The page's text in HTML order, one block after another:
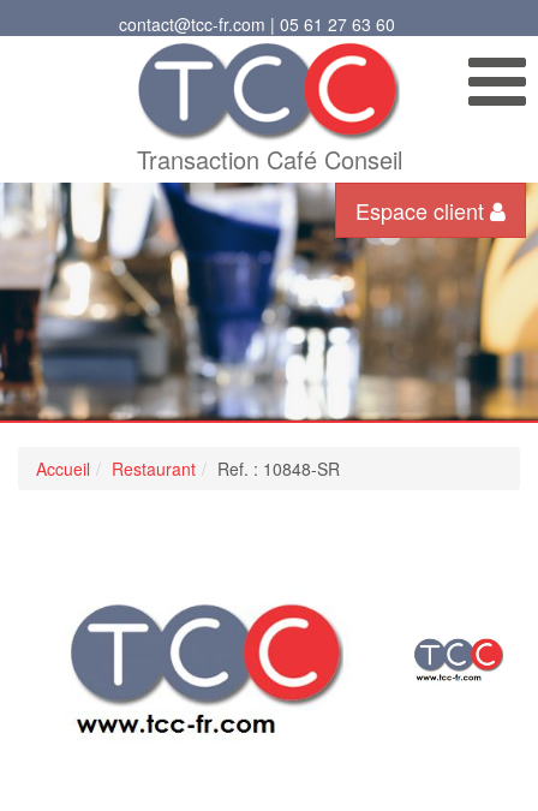
contact@tcc-fr.com | 05 61 27 63 60
Transaction Café Conseil
Espace client
Accueil Restaurant Ref. : 10848-SR